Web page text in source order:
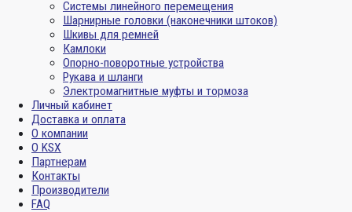
Системы линейного перемещения
Шарнирные головки (наконечники штоков)
Шкивы для ремней
Камлоки
Опорно-поворотные устройства
Рукава и шланги
Электромагнитные муфты и тормоза
Личный кабинет
Доставка и оплата
О компании
О KSX
Партнерам
Контакты
Производители
FAQ